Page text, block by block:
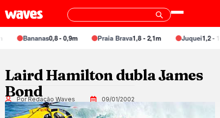
Bananas0,8 - 0,9m Praia Brava1,8 - 2,1m Juquei1,2 -
Laird Hamilton dubla James
Bond
Por Redação Waves 09/01/2002